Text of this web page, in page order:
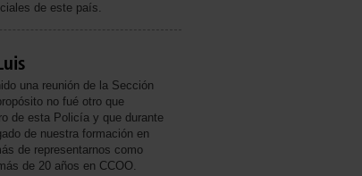
de este país.
una reunión de la Sección
no fué otro que
de esta Policía y que durante
de nuestra formación en
de representarnos como
de 20 años en CCOO.